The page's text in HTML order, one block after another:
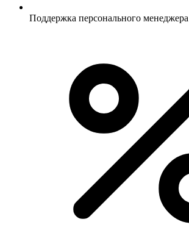
Поддержка персонального менеджера